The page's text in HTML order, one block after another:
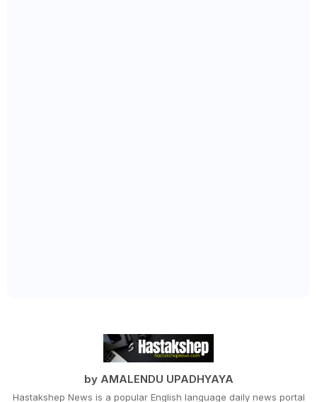
by AMALENDU UPADHYAYA
Hastakshep News is a popular English language daily news portal